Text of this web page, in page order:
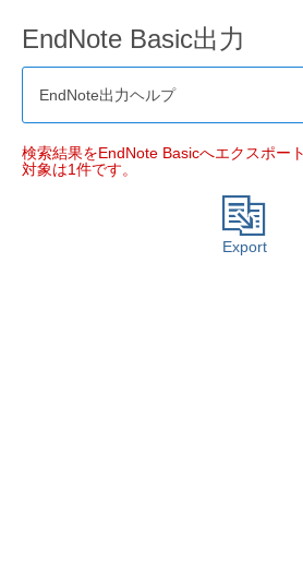
EndNote Basic出力
EndNote出力ヘルプ
検索結果をEndNote Basicへエクスポート
対象は1件です。
Export